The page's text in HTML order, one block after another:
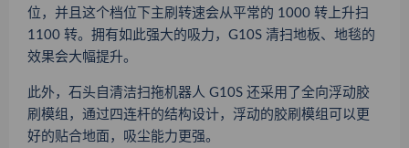
位，并且这个档位下主刷转速会从平常的 1000 转上升扫
1100 转。拥有如此强大的吸力，G10S 清扫地板、地毯的
效果会大幅提升。
此外，石头自清洁扫拖机器人 G10S 还采用了全向浮动胶
刷模组，通过四连杆的结构设计，浮动的胶刷模组可以更
好的贴合地面，吸尘能力更强。